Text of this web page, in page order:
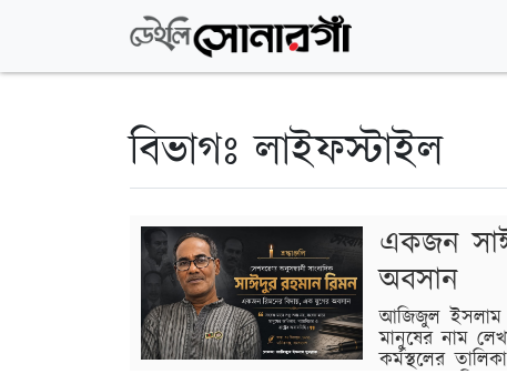
বিভাগঃ লাইফস্টাইল
একজন
অবসান
আজিজুল ইসলাম
মানুষের নাম
কর্মস্থলের